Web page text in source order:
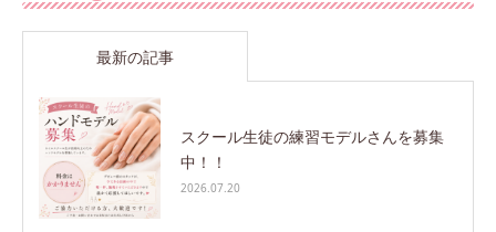
最新の記事
スクール生徒の練習モデルさんを募集
中！！
2026.07.20